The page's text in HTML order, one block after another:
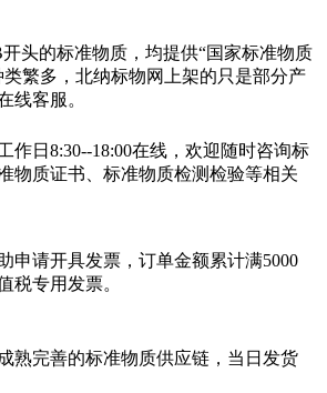
头的标准物质，均提供“国家标准物质
繁多，北纳标物网上架的只是部分产
线客服。
作日8:30--18:00在线，欢迎随时咨询标
物质证书、标准物质检测检验等相关
申请开具发票，订单金额累计满5000
税专用发票。
熟完善的标准物质供应链，当日发货